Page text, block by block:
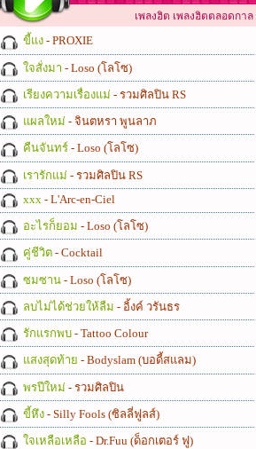
เพลงฮิต เพลงฮิตตลอดกาล
ขี้แง - PROXIE
ใจสั่งมา - Loso (โลโซ)
เรียงความเรื่องแม่ - รวมศิลปิน RS
แผลใหม่ - จินตหรา พูนลาภ
คืนจันทร์ - Loso (โลโซ)
เรารักแม่ - รวมศิลปิน RS
xxx - L'Arc-en-Ciel
อะไรก็ยอม - Loso (โลโซ)
คู่ชีวิต - Cocktail
ซมซาน - Loso (โลโซ)
ลบไม่ได้ช่วยให้ลืม - อิ้งค์ วรันธร
รักแรกพบ - Tattoo Colour
แสงสุดท้าย - Bodyslam (บอดี้สแลม)
พรปีใหม่ - รวมศิลปิน
ขี้หึง - Silly Fools (ซิลลี่ฟูลส์)
ใจเหลือเหลือ - Dr.Fuu (ด็อกเตอร์ ฟู)